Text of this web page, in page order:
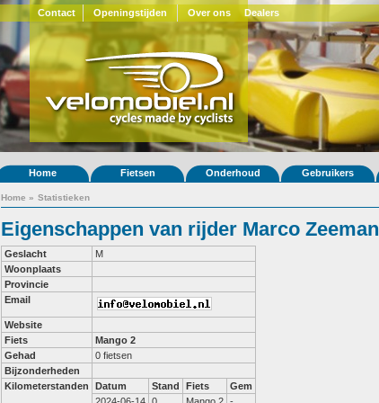
Contact Openingstijden Over ons Dealers
Home Fietsen Onderhoud Gebruikers
Home » Statistieken
Eigenschappen van rijder Marco Zeeman
Geslacht
M
Woonplaats
Provincie
Email
Website
Fiets
Mango 2
Gehad
0 fietsen
Bijzonderheden
Kilometerstanden
Datum Stand Fiets
Gem